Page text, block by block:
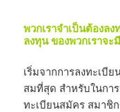
พวกเราจำเป็นต้องล
ลงทุน ของพวกเราจ
เริ่มจากการลงทะเบี
สมที่สุด สำหรับในกา
ทะเบียนสมัคร สมาชิ